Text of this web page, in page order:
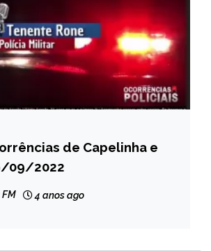
de Capelinha e
09/2022
4 anos ago